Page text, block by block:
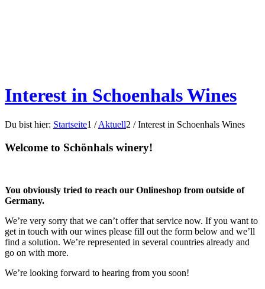
Interest in Schoenhals Wines
Du bist hier: Startseite1 / Aktuell2 / Interest in Schoenhals Wines
Welcome to Schönhals winery!
You obviously tried to reach our Onlineshop from outside of
Germany.
We’re very sorry that we can’t offer that service now. If you want to
get in touch with our wines please fill out the form below and we’ll
find a solution. We’re represented in several countries already and
go on with more.
We’re looking forward to hearing from you soon!